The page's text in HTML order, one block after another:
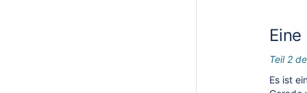
Teil 2
Es ist